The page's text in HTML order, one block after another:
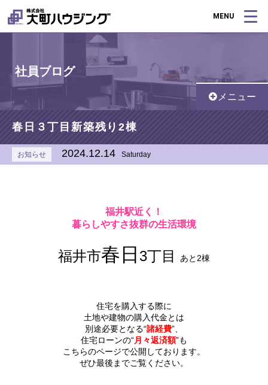
MENU
社員ブログ
メニュー
春日３丁目新築残り2棟
お知らせ 2024.12.14 Saturday
福井駅近く！
暮らしやすさ抜群の生活環境
福井市春日 3丁目 あと2棟
住宅を購入する際に
土地や建物の購入代金とは
別途必要となる“諸経費”、
住宅ローンの“月々返済額”も
こちらのページで公開しております。
ぜひ最後までご覧ください。